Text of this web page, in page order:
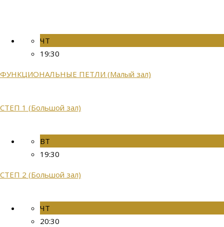
ЧТ
19:30
ФУНКЦИОНАЛЬНЫЕ ПЕТЛИ (Малый зал)
СТЕП 1 (Большой зал)
ВТ
19:30
СТЕП 2 (Большой зал)
ЧТ
20:30